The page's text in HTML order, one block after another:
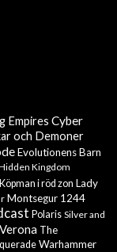
Empires Cyber
och Demoner
Evolutionens Barn
Kingdom
Köpman i röd zon Lady
Montsegur 1244
Polaris Silver and
The
Warhammer